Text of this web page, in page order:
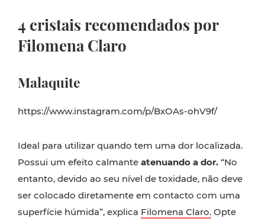
4 cristais recomendados por
Filomena Claro
Malaquite
https://www.instagram.com/p/BxOAs-ohV9f/
Ideal para utilizar quando tem uma dor localizada.
Possui um efeito calmante atenuando a dor. “No
entanto, devido ao seu nível de toxidade, não deve
ser colocado diretamente em contacto com uma
superfície húmida”, explica Filomena Claro. Opte